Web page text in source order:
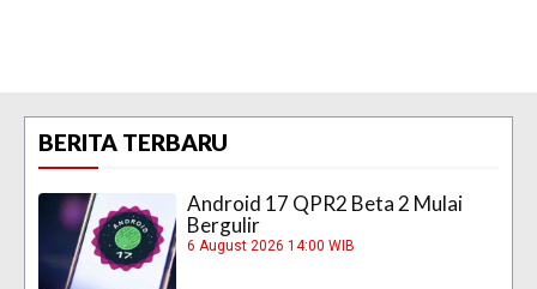
BERITA TERBARU
Android 17 QPR2 Beta 2 Mulai
Bergulir
6 August 2026 14:00 WIB